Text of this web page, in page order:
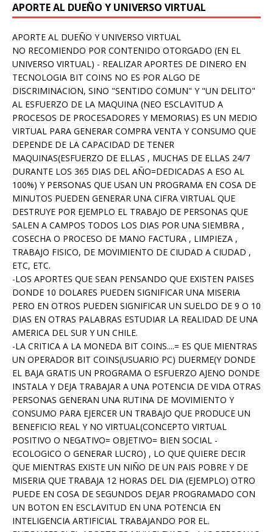
APORTE AL DUEÑO Y UNIVERSO VIRTUAL
APORTE AL DUEÑO Y UNIVERSO VIRTUAL
NO RECOMIENDO POR CONTENIDO OTORGADO (EN EL
UNIVERSO VIRTUAL) - REALIZAR APORTES DE DINERO EN
TECNOLOGIA BIT COINS NO ES POR ALGO DE
DISCRIMINACION, SINO "SENTIDO COMUN" Y "UN DELITO"
AL ESFUERZO DE LA MAQUINA (NEO ESCLAVITUD A
PROCESOS DE PROCESADORES Y MEMORIAS) ES UN MEDIO
VIRTUAL PARA GENERAR COMPRA VENTA Y CONSUMO QUE
DEPENDE DE LA CAPACIDAD DE TENER
MAQUINAS(ESFUERZO DE ELLAS , MUCHAS DE ELLAS 24/7
DURANTE LOS 365 DIAS DEL AÑO=DEDICADAS A ESO AL
100%) Y PERSONAS QUE USAN UN PROGRAMA EN COSA DE
MINUTOS PUEDEN GENERAR UNA CIFRA VIRTUAL QUE
DESTRUYE POR EJEMPLO EL TRABAJO DE PERSONAS QUE
SALEN A CAMPOS TODOS LOS DIAS POR UNA SIEMBRA ,
COSECHA O PROCESO DE MANO FACTURA , LIMPIEZA ,
TRABAJO FISICO, DE MOVIMIENTO DE CIUDAD A CIUDAD ,
ETC, ETC.
-LOS APORTES QUE SEAN PENSANDO QUE EXISTEN PAISES
DONDE 10 DOLARES PUEDEN SIGNIFICAR UNA MISERIA
PERO EN OTROS PUEDEN SIGNIFICAR UN SUELDO DE 9 O 10
DIAS EN OTRAS PALABRAS ESTUDIAR LA REALIDAD DE UNA
AMERICA DEL SUR Y UN CHILE.
-LA CRITICA A LA MONEDA BIT COINS....= ES QUE MIENTRAS
UN OPERADOR BIT COINS(USUARIO PC) DUERME(Y DONDE
EL BAJA GRATIS UN PROGRAMA O ESFUERZO AJENO DONDE
INSTALA Y DEJA TRABAJAR A UNA POTENCIA DE VIDA OTRAS
PERSONAS GENERAN UNA RUTINA DE MOVIMIENTO Y
CONSUMO PARA EJERCER UN TRABAJO QUE PRODUCE UN
BENEFICIO REAL Y NO VIRTUAL(CONCEPTO VIRTUAL
POSITIVO O NEGATIVO= OBJETIVO= BIEN SOCIAL -
ECOLOGICO O GENERAR LUCRO) , LO QUE QUIERE DECIR
QUE MIENTRAS EXISTE UN NIÑO DE UN PAIS POBRE Y DE
MISERIA QUE TRABAJA 12 HORAS DEL DIA (EJEMPLO) OTRO
PUEDE EN COSA DE SEGUNDOS DEJAR PROGRAMADO CON
UN BOTON EN ESCLAVITUD EN UNA POTENCIA EN
INTELIGENCIA ARTIFICIAL TRABAJANDO POR EL.